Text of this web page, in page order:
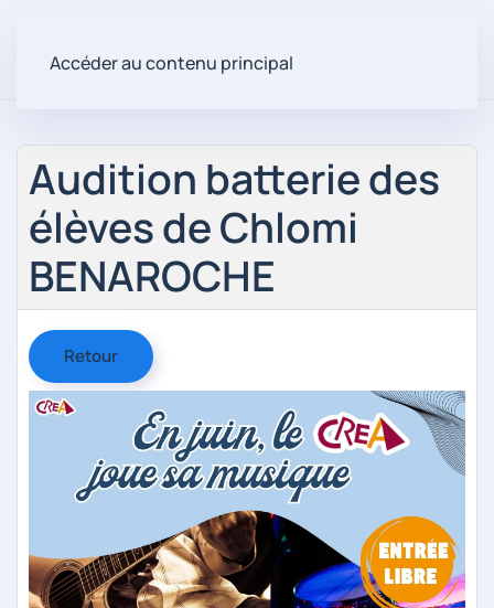
Accéder au contenu principal
Audition batterie des
élèves de Chlomi
BENAROCHE
Retour